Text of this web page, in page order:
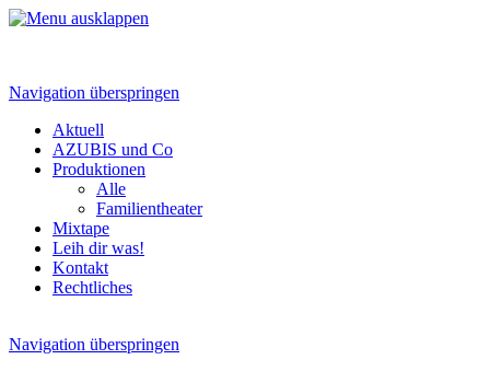
Navigation überspringen
Aktuell
AZUBIS und Co
Produktionen
Alle
Familientheater
Mixtape
Leih dir was!
Kontakt
Rechtliches
Navigation überspringen